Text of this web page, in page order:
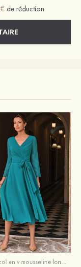
de réduction.
Trapèze col en v mousseline longueur mollet robe de mère de la mariée avec plissé ceintures